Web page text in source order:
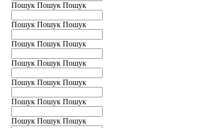
Пошук Пошук Пошук
Пошук Пошук Пошук
Пошук Пошук Пошук
Пошук Пошук Пошук
Пошук Пошук Пошук
Пошук Пошук Пошук
Пошук Пошук Пошук